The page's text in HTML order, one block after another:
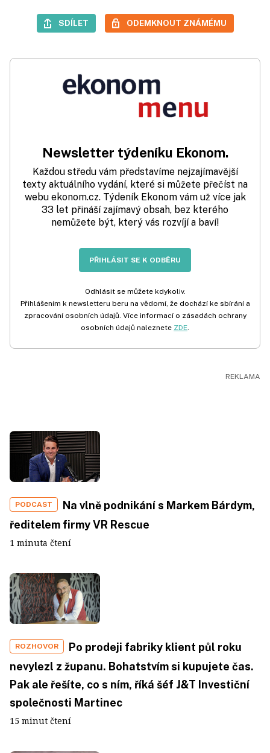
SDÍLET ODEMKNOUT ZNÁMÉMU
Newsletter týdeníku Ekonom.
Každou středu vám představíme nejzajímavější
texty aktuálního vydání, které si můžete přečíst na
webu ekonom.cz. Týdeník Ekonom vám už více jak
33 let přináší zajímavý obsah, bez kterého
nemůžete být, který vás rozvíjí a baví!
PŘIHLÁSIT SE K ODBĚRU
Odhlásit se můžete kdykoliv.
Přihlášením k newsletteru beru na vědomí, že dochází ke sbírání a
zpracování osobních údajů. Více informací o zásadách ochrany
osobních údajů naleznete ZDE.
PODCAST
Na vlně podnikání s Markem Bárdym,
ředitelem firmy VR Rescue
1 minuta čtení
ROZHOVOR
Po prodeji fabriky klient půl roku
nevylezl z županu. Bohatstvím si kupujete čas.
Pak ale řešíte, co s ním, říká šéf J&T Investiční
společnosti Martinec
15 minut čtení